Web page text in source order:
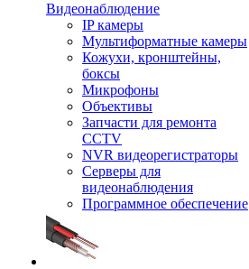
Видеонаблюдение
IP камеры
Мультиформатные камеры
Кожухи, кронштейны,
боксы
Микрофоны
Объективы
Запчасти для ремонта
CCTV
NVR видеорегистраторы
Серверы для
видеонаблюдения
Программное обеспечение